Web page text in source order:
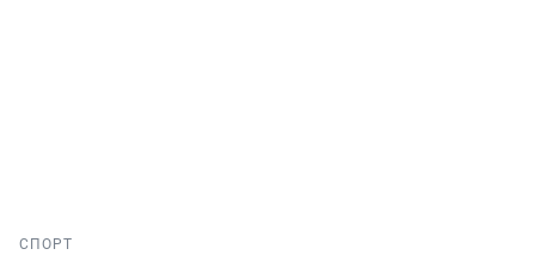
СПОРТ